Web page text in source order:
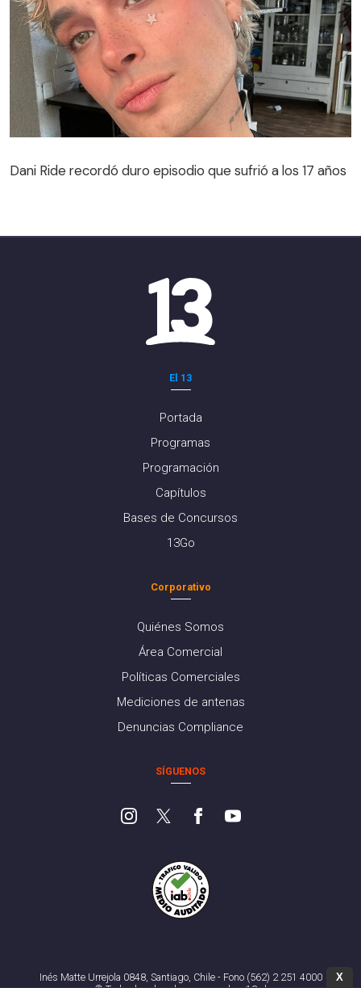
Dani Ride recordó duro episodio que sufrió a los 17 años
El 13
Portada
Programas
Programación
Capítulos
Bases de Concursos
13Go
Corporativo
Quiénes Somos
Área Comercial
Políticas Comerciales
Mediciones de antenas
Denuncias Compliance
SÍGUENOS
Inés Matte Urrejola 0848, Santiago, Chile - Fono (562) 2 251 4000
X